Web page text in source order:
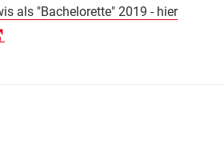
als "Bachelorette" 2019 - hier